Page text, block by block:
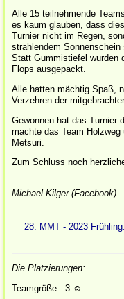
Alle 15 teilnehmende
es kaum glauben, dass
Turnier nicht im Regen,
strahlendem Sonnenschein
Statt Gummistiefel wurden
Flops ausgepackt.
Alle hatten mächtig Spaß,
Verzehren der
Gewonnen hat das Turnier
machte das Team
Metsuri.
Zum Schluss noch
Michael Kilger (Facebook)
28. MMT - 2023
Die Platzierungen:
Teamgröße: 3 ☺